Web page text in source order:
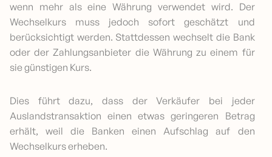
wenn mehr als eine Währung verwendet wird. Der
Wechselkurs muss jedoch sofort geschätzt und
berücksichtigt werden. Stattdessen wechselt die Bank
oder der Zahlungsanbieter die Währung zu einem für
sie günstigen Kurs.
Dies führt dazu, dass der Verkäufer bei jeder
Auslandstransaktion einen etwas geringeren Betrag
erhält, weil die Banken einen Aufschlag auf den
Wechselkurs erheben.